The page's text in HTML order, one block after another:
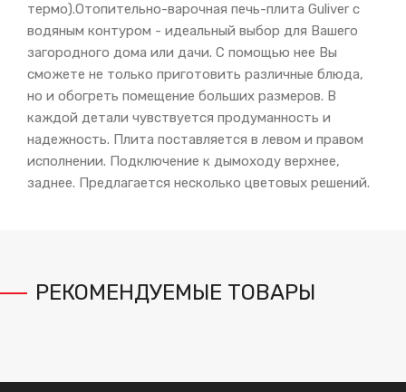
термо).Отопительно-варочная печь-плита Guliver с
водяным контуром - идеальный выбор для Вашего
загородного дома или дачи. С помощью нее Вы
сможете не только приготовить различные блюда,
но и обогреть помещение больших размеров. В
каждой детали чувствуется продуманность и
надежность. Плита поставляется в левом и правом
исполнении. Подключение к дымоходу верхнее,
заднее. Предлагается несколько цветовых решений.
РЕКОМЕНДУЕМЫЕ ТОВАРЫ